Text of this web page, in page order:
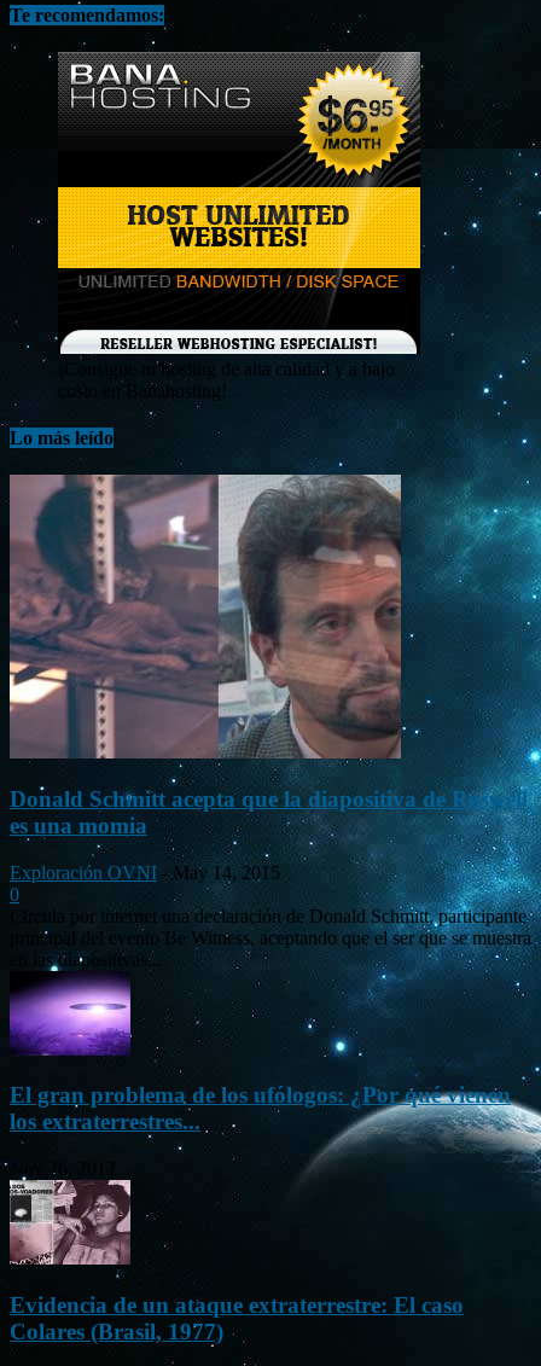
Te recomendamos:
¡Consigue tu hosting de alta calidad y a bajo
costo en Banahosting!
Lo más leído
Donald Schmitt acepta que la diapositiva de Roswell
es una momia
Exploración OVNI - May 14, 2015
0
Circula por internet una declaración de Donald Schmitt, participante
principal del evento Be Witness, aceptando que el ser que se muestra
en las diapositivas...
El gran problema de los ufólogos: ¿Por qué vienen
los extraterrestres...
Nov 26, 2012
Evidencia de un ataque extraterrestre: El caso
Colares (Brasil, 1977)